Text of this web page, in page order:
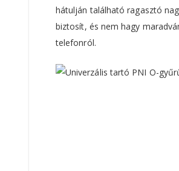
hátulján található ragasztó
biztosít, és nem hagy
telefonról.